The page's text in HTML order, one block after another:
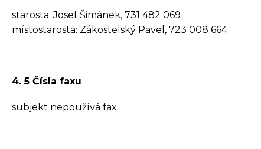
starosta: Josef Šimánek, 731 482 069
místostarosta: Zákostelský Pavel, 723 008 664
4. 5 Čísla faxu
subjekt nepoužívá fax